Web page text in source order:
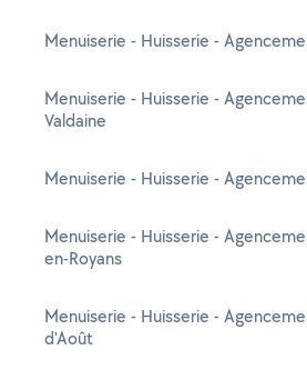
Menuiserie - Huisserie -
Menuiserie - Huisserie -
Valdaine
Menuiserie - Huisserie -
Menuiserie - Huisserie -
en-Royans
Menuiserie - Huisserie -
d'Août